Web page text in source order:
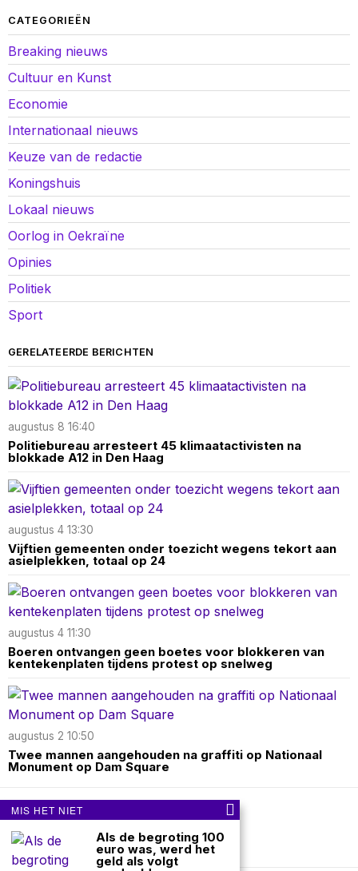
CATEGORIEËN
Breaking nieuws
Cultuur en Kunst
Economie
Internationaal nieuws
Keuze van de redactie
Koningshuis
Lokaal nieuws
Oorlog in Oekraïne
Opinies
Politiek
Sport
GERELATEERDE BERICHTEN
augustus 8 16:40
Politiebureau arresteert 45 klimaatactivisten na
blokkade A12 in Den Haag
augustus 4 13:30
Vijftien gemeenten onder toezicht wegens tekort aan
asielplekken, totaal op 24
augustus 4 11:30
Boeren ontvangen geen boetes voor blokkeren van
kentekenplaten tijdens protest op snelweg
augustus 2 10:50
Twee mannen aangehouden na graffiti op Nationaal
Monument op Dam Square
Over ons Contact
nieuwsimpuls.online
MIS HET NIET
Als de begroting 100
euro was, werd het
geld als volgt